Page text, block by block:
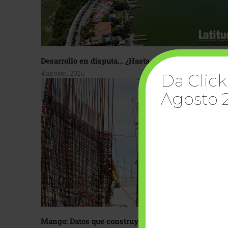
Desarrollo en disputa… ¿Hasta dónde crecer?
4 agosto, 2026
Mango: Datos que construyen confianza
Da
Agosto